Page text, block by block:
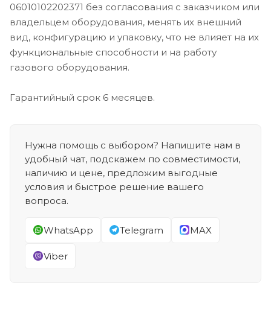
06010102202371 без согласования с заказчиком или
владельцем оборудования, менять их внешний
вид, конфигурацию и упаковку, что не влияет на их
функциональные способности и на работу
газового оборудования.
Гарантийный срок 6 месяцев.
Нужна помощь с выбором? Напишите нам в
удобный чат, подскажем по совместимости,
наличию и цене, предложим выгодные
условия и быстрое решение вашего
вопроса.
WhatsApp Telegram MAX
Viber